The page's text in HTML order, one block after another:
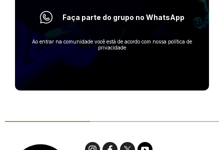
Faça parte do grupo no WhatsApp
Ao entrar na comunidade você está de acordo com nossa política de
privacidade